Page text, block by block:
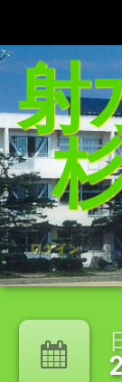
給食レシピの
家庭学習支援
杉っ子８つの
インターネッ
学校いじめ防
登校許可証明
PTA規約・弔
令和8年度年
コ
ン
ン
ツ
へ
ス
キ
ッ
プ
射
ログイン